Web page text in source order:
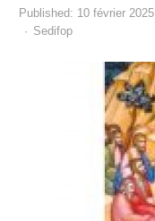
Published: 10 février 2025
Author
Sedifop